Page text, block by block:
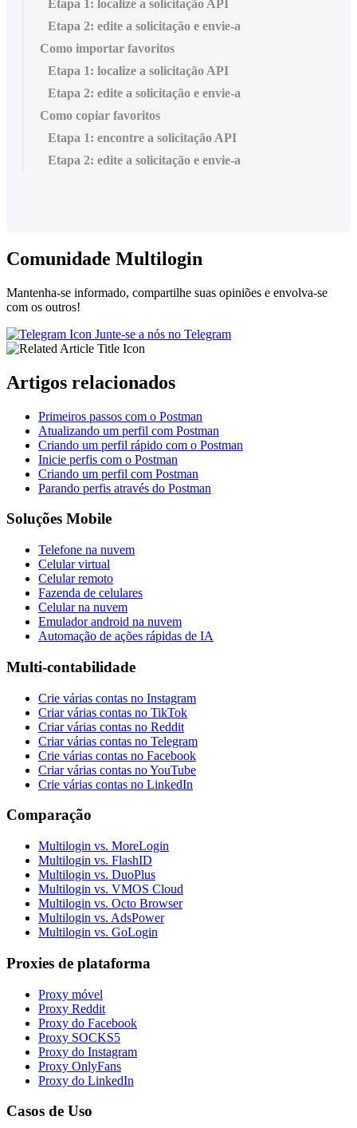
Etapa 1: localize a solicitação API
Etapa 2: edite a solicitação e envie-a
Como importar favoritos
Etapa 1: localize a solicitação API
Etapa 2: edite a solicitação e envie-a
Como copiar favoritos
Etapa 1: encontre a solicitação API
Etapa 2: edite a solicitação e envie-a
Comunidade Multilogin
Mantenha-se informado, compartilhe suas opiniões e envolva-se
com os outros!
Junte-se a nós no Telegram
Artigos relacionados
Primeiros passos com o Postman
Atualizando um perfil com Postman
Criando um perfil rápido com o Postman
Inicie perfis com o Postman
Criando um perfil com Postman
Parando perfis através do Postman
Soluções Mobile
Telefone na nuvem
Celular virtual
Celular remoto
Fazenda de celulares
Celular na nuvem
Emulador android na nuvem
Automação de ações rápidas de IA
Multi-contabilidade
Crie várias contas no Instagram
Criar várias contas no TikTok
Criar várias contas no Reddit
Criar várias contas no Telegram
Crie várias contas no Facebook
Criar várias contas no YouTube
Crie várias contas no LinkedIn
Comparação
Multilogin vs. MoreLogin
Multilogin vs. FlashID
Multilogin vs. DuoPlus
Multilogin vs. VMOS Cloud
Multilogin vs. Octo Browser
Multilogin vs. AdsPower
Multilogin vs. GoLogin
Proxies de plataforma
Proxy móvel
Proxy Reddit
Proxy do Facebook
Proxy SOCKS5
Proxy do Instagram
Proxy OnlyFans
Proxy do LinkedIn
Casos de Uso